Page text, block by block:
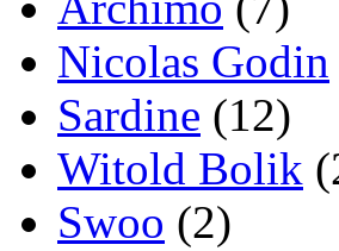
Nicolas Godin
Sardine (12)
Witold Bolik
Swoo (2)